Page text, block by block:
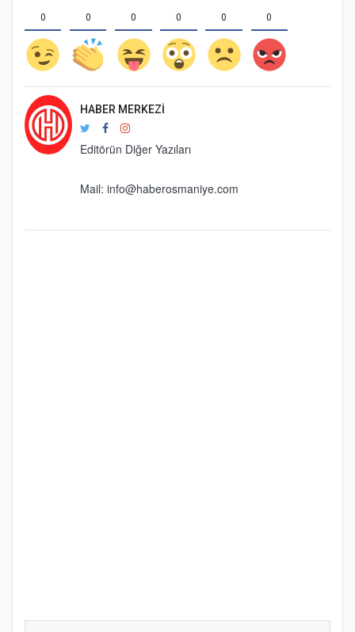
0 0 0 0 0 0
HABER MERKEZI
Editörün Diğer Yazıları
Mail: info@haberosmaniye.com